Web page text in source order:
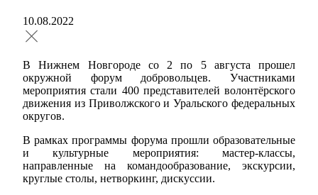
10.08.2022
В Нижнем Новгороде со 2 по 5 августа прошел
окружной форум добровольцев. Участниками
мероприятия стали 400 представителей волонтёрского
движения из Приволжского и Уральского федеральных
округов.
В рамках программы форума прошли образовательные
и культурные мероприятия: мастер-классы,
направленные на командообразование, экскурсии,
круглые столы, нетворкинг, дискуссии.